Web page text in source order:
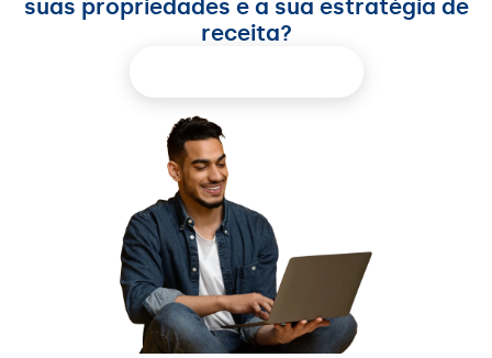
suas propriedades e a sua estratégia de
receita?